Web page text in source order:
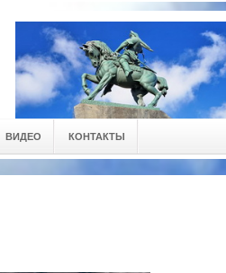
ВИДЕО КОНТАКТЫ